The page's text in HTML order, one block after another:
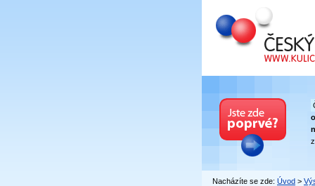
Český kuličkový
Nacházíte se zde: Úvod >